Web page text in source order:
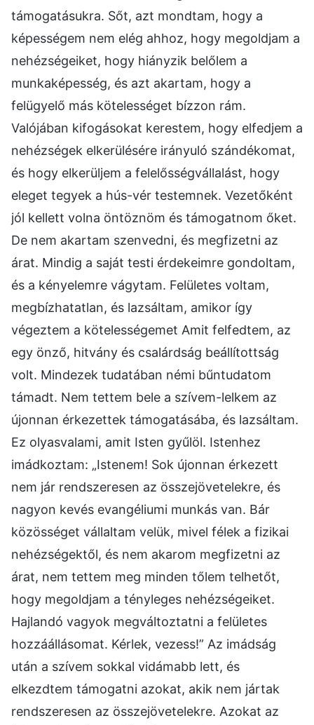
támogatásukra. Sőt, azt mondtam, hogy a
képességem nem elég ahhoz, hogy megoldjam a
nehézségeiket, hogy hiányzik belőlem a
munkaképesség, és azt akartam, hogy a
felügyelő más kötelességet bízzon rám.
Valójában kifogásokat kerestem, hogy elfedjem a
nehézségek elkerülésére irányuló szándékomat,
és hogy elkerüljem a felelősségvállalást, hogy
eleget tegyek a hús-vér testemnek. Vezetőként
jól kellett volna öntöznöm és támogatnom őket.
De nem akartam szenvedni, és megfizetni az
árat. Mindig a saját testi érdekeimre gondoltam,
és a kényelemre vágytam. Felületes voltam,
megbízhatatlan, és lazsáltam, amikor így
végeztem a kötelességemet Amit felfedtem, az
egy önző, hitvány és csalárdság beállítottság
volt. Mindezek tudatában némi bűntudatom
támadt. Nem tettem bele a szívem-lelkem az
újonnan érkezettek támogatásába, és lazsáltam.
Ez olyasvalami, amit Isten gyűlöl. Istenhez
imádkoztam: „Istenem! Sok újonnan érkezett
nem jár rendszeresen az összejövetelekre, és
nagyon kevés evangéliumi munkás van. Bár
közösséget vállaltam velük, mivel félek a fizikai
nehézségektől, és nem akarom megfizetni az
árat, nem tettem meg minden tőlem telhetőt,
hogy megoldjam a tényleges nehézségeiket.
Hajlandó vagyok megváltoztatni a felületes
hozzáállásomat. Kérlek, vezess!” Az imádság
után a szívem sokkal vidámabb lett, és
elkezdtem támogatni azokat, akik nem jártak
rendszeresen az összejövetelekre. Azokat az